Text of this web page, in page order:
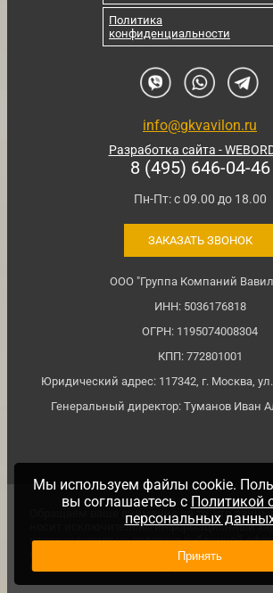
Политика
конфиденциальности
info@gkvavilon.ru
Разработка сайта -
8 (495) 646-04-46
Пн-Пт: с 09.00 до 18.00
ЗАКАЗАТЬ ЗВОНОК
ООО "Группа Компаний
ИНН: 5036176818
ОГРН: 1195074008304
КПП: 772801001
Юридический адрес: 117342, г. Москва,
Генеральный директор: Туманов Иван
Обращаем ваше внимание на то, что данный
носит исключительно информационный
каких условиях не является публичной
определяемой положениями ч. 2 ст. №437
кодекса Российской Федерации.
Мы используем файлы cookie.
вы соглашаетесь с Политикой
персональных
Принять